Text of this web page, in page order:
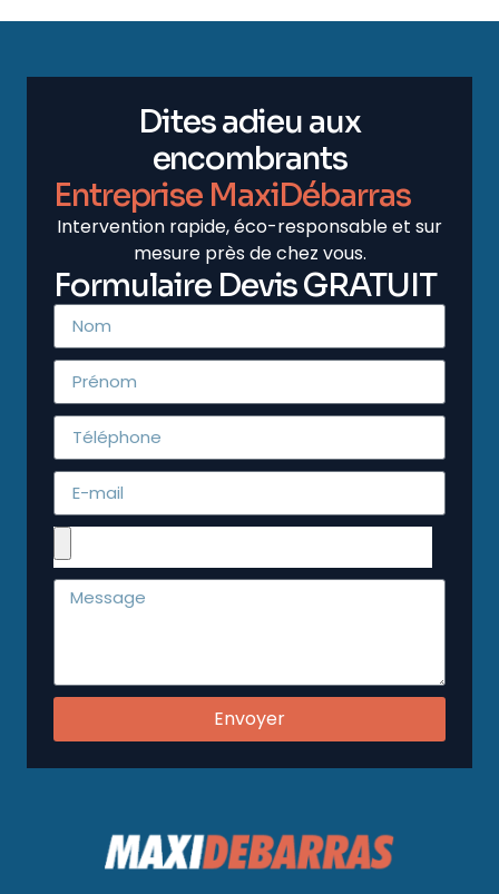
Dites adieu aux
encombrants
Entreprise MaxiDébarras
Intervention rapide, éco-responsable et sur
mesure près de chez vous.
Formulaire Devis GRATUIT
Envoyer